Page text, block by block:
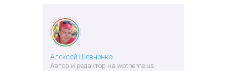
Алексей Шевченко
Автор и редактор на wptheme.us